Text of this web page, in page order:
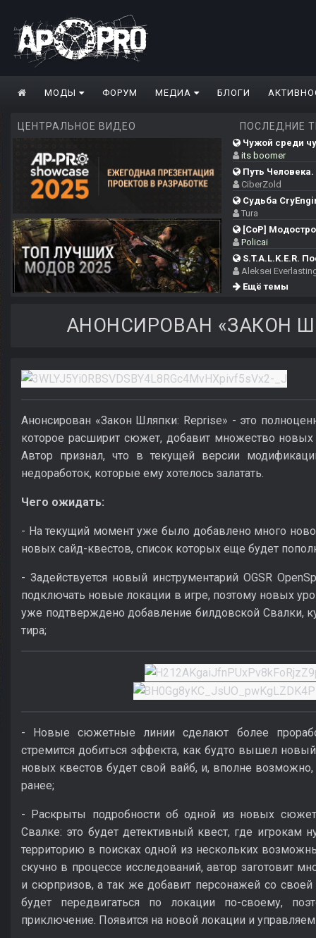
МОДЫ ФОРУМ МЕДИА БЛОГИ
ЦЕНТРАЛЬНОЕ ВИДЕО ПОСЛЕДНИЕ
Чужой среди
its boomer
Путь
CiberZold
Судьба
Tura
[CoP]
Policai
S.T.A.L.K.E.R.
Aleksei
Ещё темы
АНОНСИРОВАН «ЗАКОН
Анонсирован «Закон Шляпки: Reprise» - это
которое расширит сюжет, добавит множество новых
Автор признал, что в текущей версии
недоработок, которые ему хотелось залатать.
Чего ожидать:
- На текущий момент уже было добавлено много
новых сайд-квестов, список которых еще будет
- Задействуется новый инструментарий OGSR
подключать новые локации в игре, поэтому новых
уже подтверждено добавление билдовской Свалки,
тира;
- Новые сюжетные линии сделают более
стремится добиться эффекта, как будто вышел
новых квестов будет свой вайб, и, вполне
ранее;
- Раскрыты подробности об одной из новых
Свалке: это будет детективный квест, где игрокам
территорию в поисках одной из нескольких
скучно в процессе исследований, автор заготовит
и сюрпризов, а так же добавит персонажей со
будет передвигаться по локации по-своему,
приключение. Появится на новой локации и